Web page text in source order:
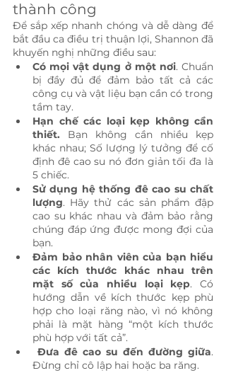
thành công
Để sắp xếp nhanh chóng và dễ dàng để
bắt đầu ca điều trị thuận lợi, Shannon đã
khuyến nghị những điều sau:
Có mọi vật dụng ở một nơi. Chuẩn
bị đầy đủ để đảm bảo tất cả các
công cụ và vật liệu bạn cần có trong
tầm tay.
Hạn chế các loại kẹp không cần
thiết. Bạn không cần nhiều kẹp
khác nhau; Số lượng lý tưởng để cố
định đê cao su nó đơn giản tối đa là
5 chiếc.
Sử dụng hệ thống đê cao su chất
lượng. Hãy thử các sản phẩm đập
cao su khác nhau và đảm bảo rằng
chúng đáp ứng được mong đợi của
bạn.
Đảm bảo nhân viên của bạn hiểu
các kích thước khác nhau trên
mặt số của nhiều loại kẹp. Có
hướng dẫn về kích thước kẹp phù
hợp cho loại răng nào, vì nó không
phải là mặt hàng “một kích thước
phù hợp với tất cả”.
Đưa đê cao su đến đường giữa.
Đừng chỉ cô lập hai hoặc ba răng.